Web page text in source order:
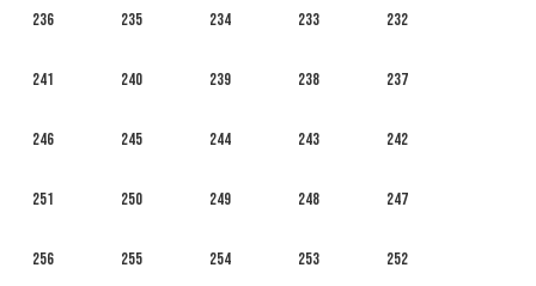
232
233
234
235
236
237
238
239
240
241
242
243
244
245
246
247
248
249
250
251
252
253
254
255
256